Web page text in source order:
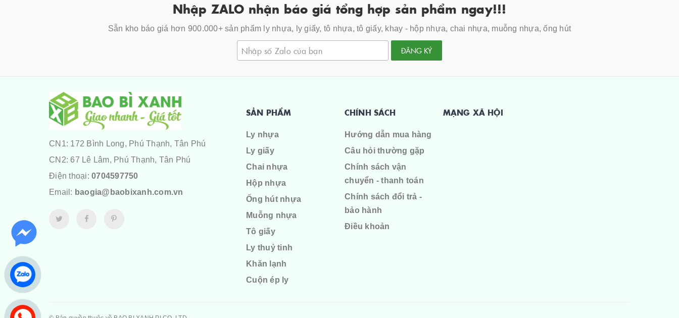
Nhập ZALO nhận báo giá tổng hợp sản phẩm ngay!!!
Sẵn kho báo giá hơn 900.000+ sản phẩm ly nhựa, ly giấy, tô nhựa, tô giấy, khay - hộp nhựa, chai nhựa, muỗng nhựa, ống hút
ĐĂNG KÝ
CN1: 172 Bình Long, Phú Thạnh, Tân Phú
CN2: 67 Lê Lâm, Phú Thạnh, Tân Phú
Điện thoại: 0704597750
Email: baogia@baobixanh.com.vn
SẢN PHẨM
Ly nhựa
Ly giấy
Chai nhựa
Hộp nhựa
Ống hút nhựa
Muỗng nhựa
Tô giấy
Ly thuỷ tinh
Khăn lạnh
Cuộn ép ly
CHÍNH SÁCH
Hướng dẫn mua hàng
Câu hỏi thường gặp
Chính sách vận
chuyển - thanh toán
Chính sách đổi trả -
bảo hành
Điều khoản
MẠNG XÃ HỘI